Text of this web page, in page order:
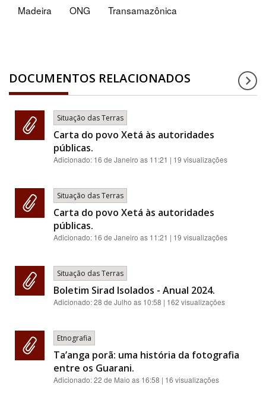
Madeira ONG Transamazônica
DOCUMENTOS RELACIONADOS
Situação das Terras
Carta do povo Xetá às autoridades
públicas.
Adicionado: 16 de Janeiro as 11:21 | 19 visualizações
Situação das Terras
Carta do povo Xetá às autoridades
públicas.
Adicionado: 16 de Janeiro as 11:21 | 19 visualizações
Situação das Terras
Boletim Sirad Isolados - Anual 2024.
Adicionado:28 de Julho as 10:58 | 162 visualizações
Etnografia
Ta’anga porã: uma história da fotografia
entre os Guarani.
Adicionado:22 de Maio as 16:58 | 16 visualizações